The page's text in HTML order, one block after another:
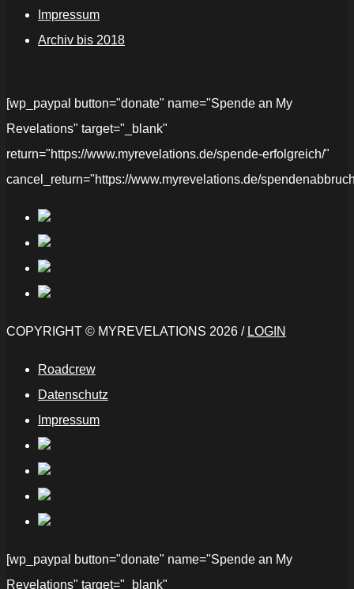
Impressum
Archiv bis 2018
[wp_paypal button="donate" name="Spende an My
Revelations" target="_blank"
return="https://www.myrevelations.de/spende-erfolgreich/"
cancel_return="https://www.myrevelations.de/
COPYRIGHT © MYREVELATIONS 2026 / LOGIN
Roadcrew
Datenschutz
Impressum
[wp_paypal button="donate" name="Spende an My
Revelations" target="_blank"